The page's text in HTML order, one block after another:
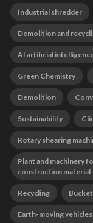
Industrial shredder
Demolition and
AI artificial
Green Chemistry
Demolition
Sustainability
Rotary shearing
Plant and machinery
construction material
Recycling
Earth-moving